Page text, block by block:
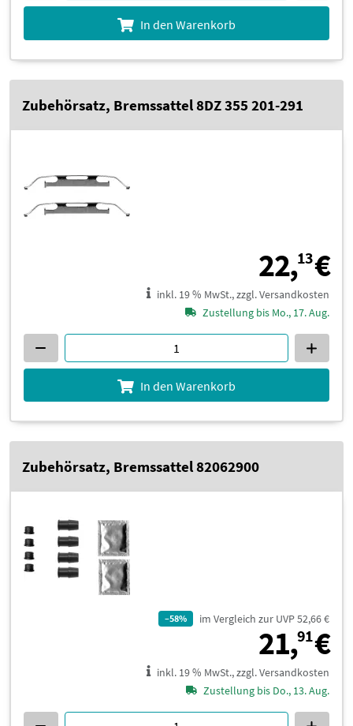
In den Warenkorb
Zubehörsatz, Bremssattel 8DZ 355 201-291
22,13€
inkl. 19 % MwSt., zzgl. Versandkosten
Zustellung bis Mo., 17. Aug.
In den Warenkorb
Zubehörsatz, Bremssattel 82062900
–58% im Vergleich zur UVP 52,66 €
21,91€
inkl. 19 % MwSt., zzgl. Versandkosten
Zustellung bis Do., 13. Aug.